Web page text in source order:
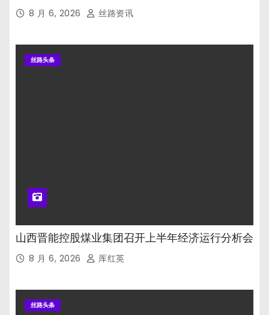
8 月 6, 2026 丝路资讯
丝路头条
山西晋能控股煤业集团召开上半年经济运行分析会
8 月 6, 2026 厍红英
丝路头条